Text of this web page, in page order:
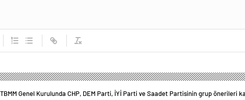
TBMM Genel Kurulunda CHP, DEM Parti, İYİ Parti ve Saadet Partisinin grup önerileri